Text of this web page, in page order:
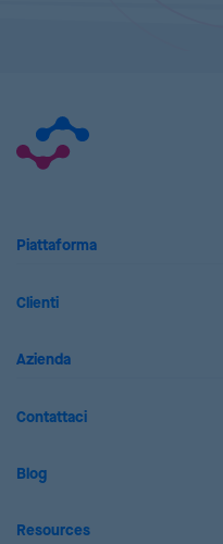
Piattaforma
Clienti
Azienda
Contattaci
Blog
Resources